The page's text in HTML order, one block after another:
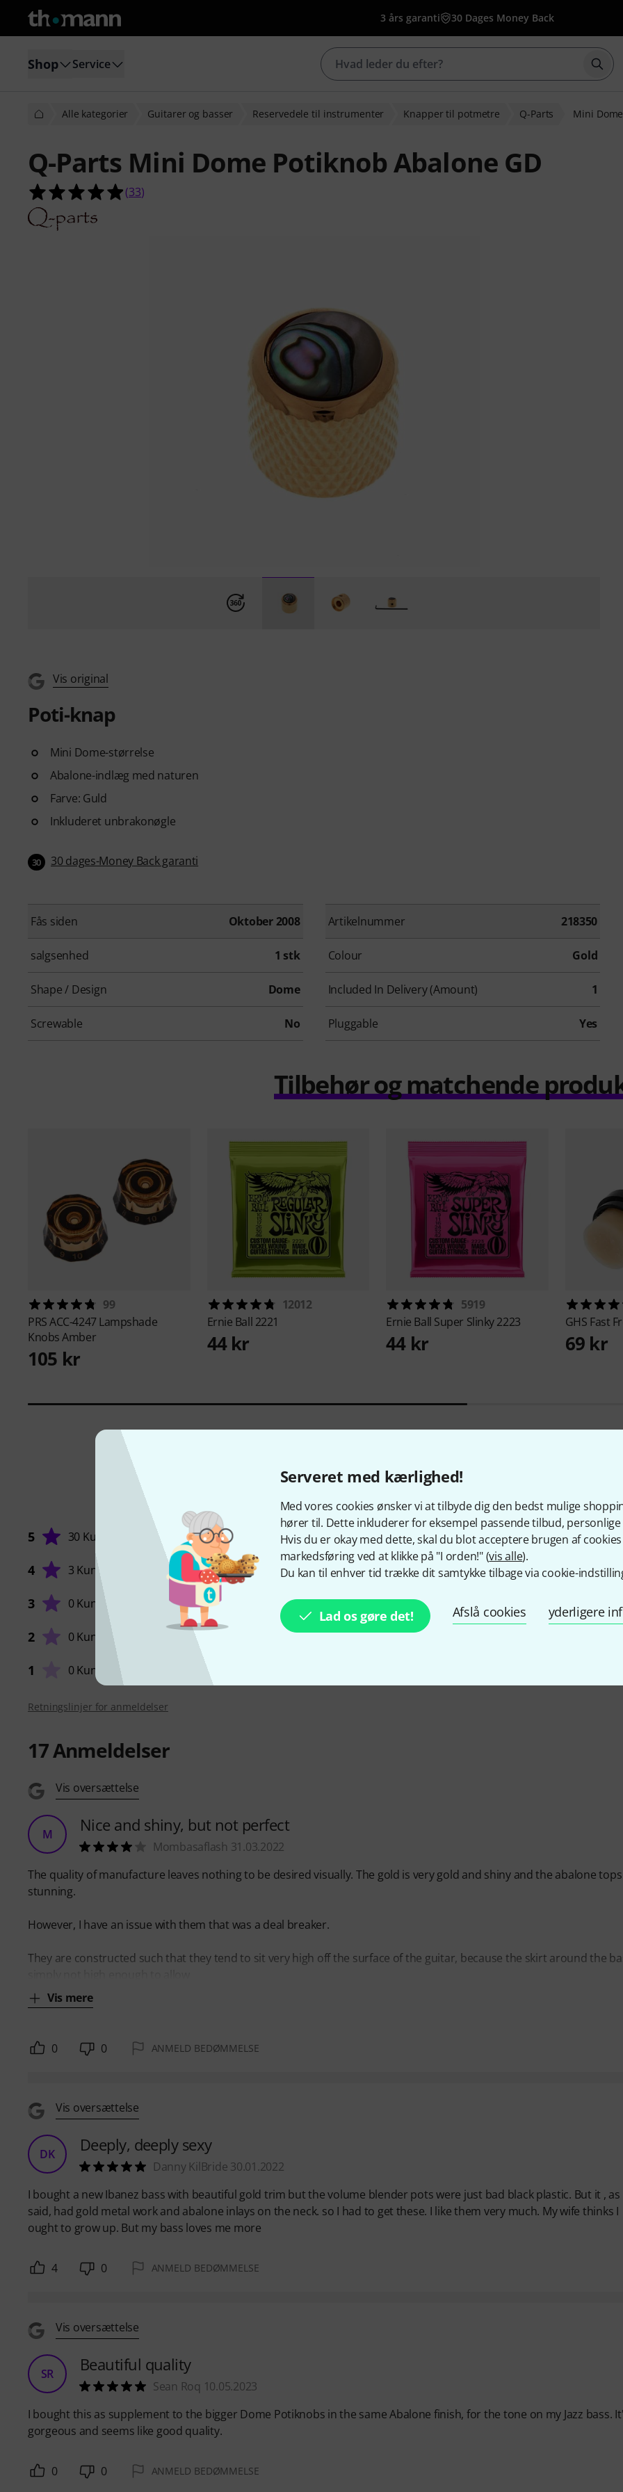
Serveret med kærlighed!
Med vores cookies ønsker vi at tilbyde dig den bedst mulige
hører til. Dette inkluderer for eksempel passende tilbud,
Hvis du er okay med dette, skal du blot acceptere brugen af
markedsføring ved at klikke på "I orden!" (vis alle).
Du kan til enhver tid trække dit samtykke tilbage via cookie-
Lad os gøre det! Afslå cookies yderligere
3 års garanti 30 Dages Money Back
Shop Service
Alle kategorier Guitarer og basser Reservedele til instrumenter Knapper til potmetre Q-Parts Mini
Q-Parts Mini Dome Potiknob Abalone GD
4.9 ud af 5 stjerner fra 33 kundebedømmelser
(33)
Vis original
Poti-knap
Mini Dome-størrelse
Abalone-indlæg med naturen
Farve: Guld
Inkluderet unbrakonøgle
30 30 dages-Money Back garanti
Fås siden Oktober 2008 Artikelnummer 218350
salgsenhed 1 stk Colour Gold
Shape / Design Dome Included In Delivery (Amount) 1
Screwable No Pluggable Yes
Tilbehør og matchende
99
PRSACC-4247 Lampshade
Knobs Amber
105 kr
12012
Ernie Ball 2221
44 kr
5919
Ernie Ball Super Slinky 2223
44 kr
GHS Fast
69 kr
33Kundebedømmelser
5 30 Kunder
4 3 Kunder
3 0 Kunder
2 0 Kunder
1 0 Kunder
4.9/ 5
FORARBEJDNING
Retningslinjer for anmeldelser
17Anmeldelser
Vis oversættelse
M Nice and shiny, but not perfect
Mombasaflash 31.03.2022
The quality of manufacture leaves nothing to be desired visually. The gold is very gold and shiny and the abalone
stunning.
However, I have an issue with them that was a deal breaker.
They are constructed such that they tend to sit very high off the surface of the guitar, because the skirt around the
Vis mere
0 0 ANMELD BEDØMMELSE
Vis oversættelse
DK Deeply, deeply sexy
Danny KilBride 30.01.2022
I bought a new Ibanez bass with beautiful gold trim but the volume blender pots were just bad black plastic. But it , as
said, had gold metal work and abalone inlays on the neck. so I had to get these. I like them very much. My wife thinks I
ought to grow up. But my bass loves me more
4 0 ANMELD BEDØMMELSE
Vis oversættelse
SR Beautiful quality
Sean Roq 10.05.2023
I bought this as supplement to the bigger Dome Potiknobs in the same Abalone finish, for the tone on my Jazz bass.
gorgeous and seems like good quality.
0 0 ANMELD BEDØMMELSE